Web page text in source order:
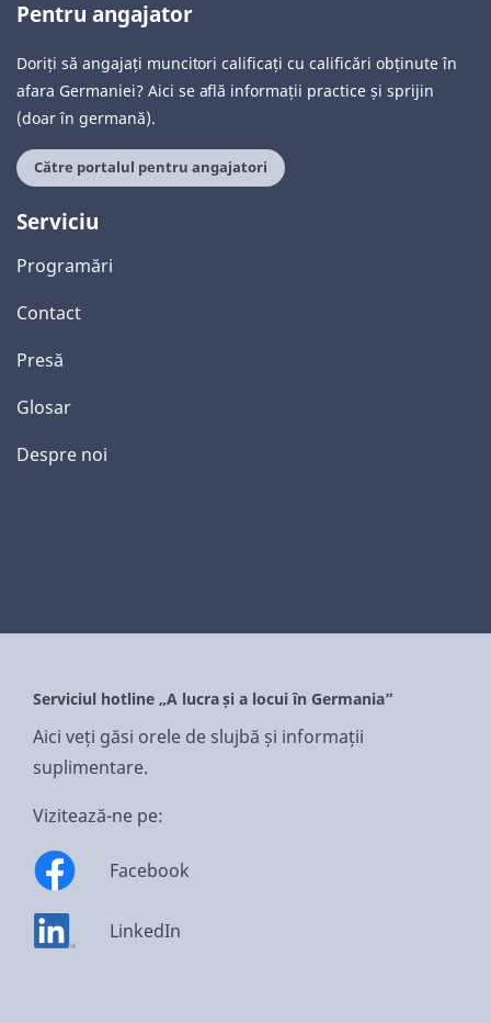
Pentru angajator
Doriți să angajați muncitori calificați cu calificări obținute în
afara Germaniei? Aici se află informații practice și sprijin
(doar în germană).
Către portalul pentru angajatori
Serviciu
Programări
Contact
Presă
Glosar
Despre noi
Serviciul hotline „A lucra și a locui în Germania”
Aici veți găsi orele de slujbă și informații
suplimentare.
Vizitează-ne pe:
Facebook
LinkedIn